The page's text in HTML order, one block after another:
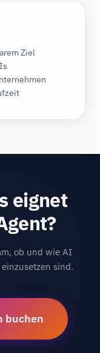
Ziel
eignet
ob und wie AI
sind.
buchen